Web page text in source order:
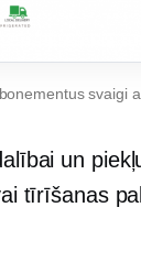
svaigi
un
tīrīšanas